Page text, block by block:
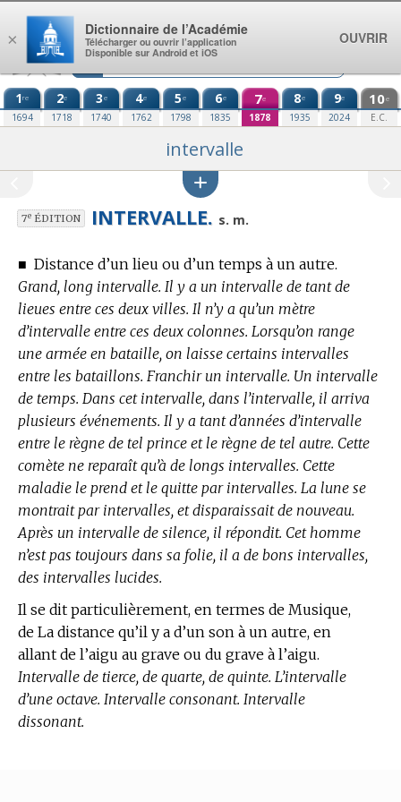
Aller au contenu
1re
1694
2e
1718
3e
1740
4e
1762
5e
1798
6e
1835
7e
1878
8e
1935
9e
2024
10e
E.C.
intervalle
7eÉDITION INTERVALLE. s. m.
■ Distance d’un lieu ou d’un temps à un autre.
Grand, long intervalle. Il y a un intervalle de tant de
lieues entre ces deux villes. Il n’y a qu’un mètre
d’intervalle entre ces deux colonnes. Lorsqu’on range
une armée en bataille, on laisse certains intervalles
entre les bataillons. Franchir un intervalle. Un intervalle
de temps. Dans cet intervalle, dans l’intervalle, il arriva
plusieurs événements. Il y a tant d’années d’intervalle
entre le règne de tel prince et le règne de tel autre. Cette
comète ne reparaît qu’à de longs intervalles. Cette
maladie le prend et le quitte par intervalles. La lune se
montrait par intervalles, et disparaissait de nouveau.
Après un intervalle de silence, il répondit. Cet homme
n’est pas toujours dans sa folie, il a de bons intervalles,
des intervalles lucides.
Il se dit particulièrement, en termes de Musique,
de La distance qu’il y a d’un son à un autre, en
allant de l’aigu au grave ou du grave à l’aigu.
Intervalle de tierce, de quarte, de quinte. L’intervalle
d’une octave. Intervalle consonant. Intervalle
dissonant.
×
Dictionnaire de l’Académie
Télécharger ou ouvrir l’application
Disponible sur Android et iOS
OUVRIR